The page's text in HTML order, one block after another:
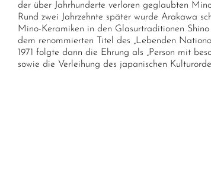
der über Jahrhunderte verloren geglaubten
Rund zwei Jahrzehnte später wurde Arakawa
Mino-Keramiken in den Glasurtraditionen
dem renommierten Titel des „Lebenden
1971 folgte dann die Ehrung als „Person mit
sowie die Verleihung des japanischen